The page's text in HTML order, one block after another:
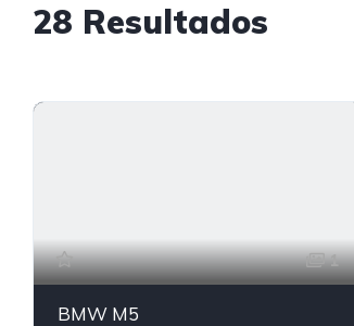
28 Resultados
1
BMW M5